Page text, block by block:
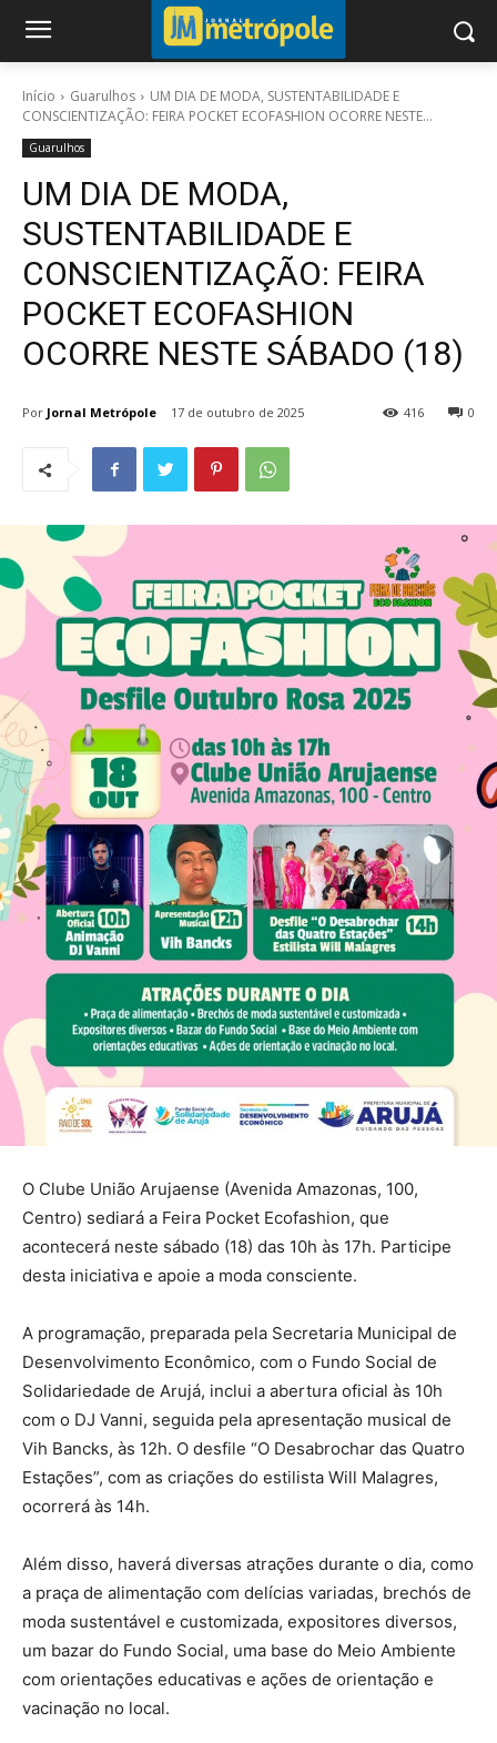
Início Guarulhos
UM DIA DE MODA, SUSTENTABILIDADE E
CONSCIENTIZAÇÃO: FEIRA POCKET ECOFASHION OCORRE NESTE...
Guarulhos
UM DIA DE MODA,
SUSTENTABILIDADE E
CONSCIENTIZAÇÃO: FEIRA
POCKET ECOFASHION
OCORRE NESTE SÁBADO (18)
Por Jornal Metrópole 17 de outubro de 2025 0
416
O Clube União Arujaense (Avenida Amazonas, 100,
Centro) sediará a Feira Pocket Ecofashion, que
acontecerá neste sábado (18) das 10h às 17h. Participe
desta iniciativa e apoie a moda consciente.
A programação, preparada pela Secretaria Municipal de
Desenvolvimento Econômico, com o Fundo Social de
Solidariedade de Arujá, inclui a abertura oficial às 10h
com o DJ Vanni, seguida pela apresentação musical de
Vih Bancks, às 12h. O desfile “O Desabrochar das Quatro
Estações”, com as criações do estilista Will Malagres,
ocorrerá às 14h.
Além disso, haverá diversas atrações durante o dia, como
a praça de alimentação com delícias variadas, brechós de
moda sustentável e customizada, expositores diversos,
um bazar do Fundo Social, uma base do Meio Ambiente
com orientações educativas e ações de orientação e
vacinação no local.